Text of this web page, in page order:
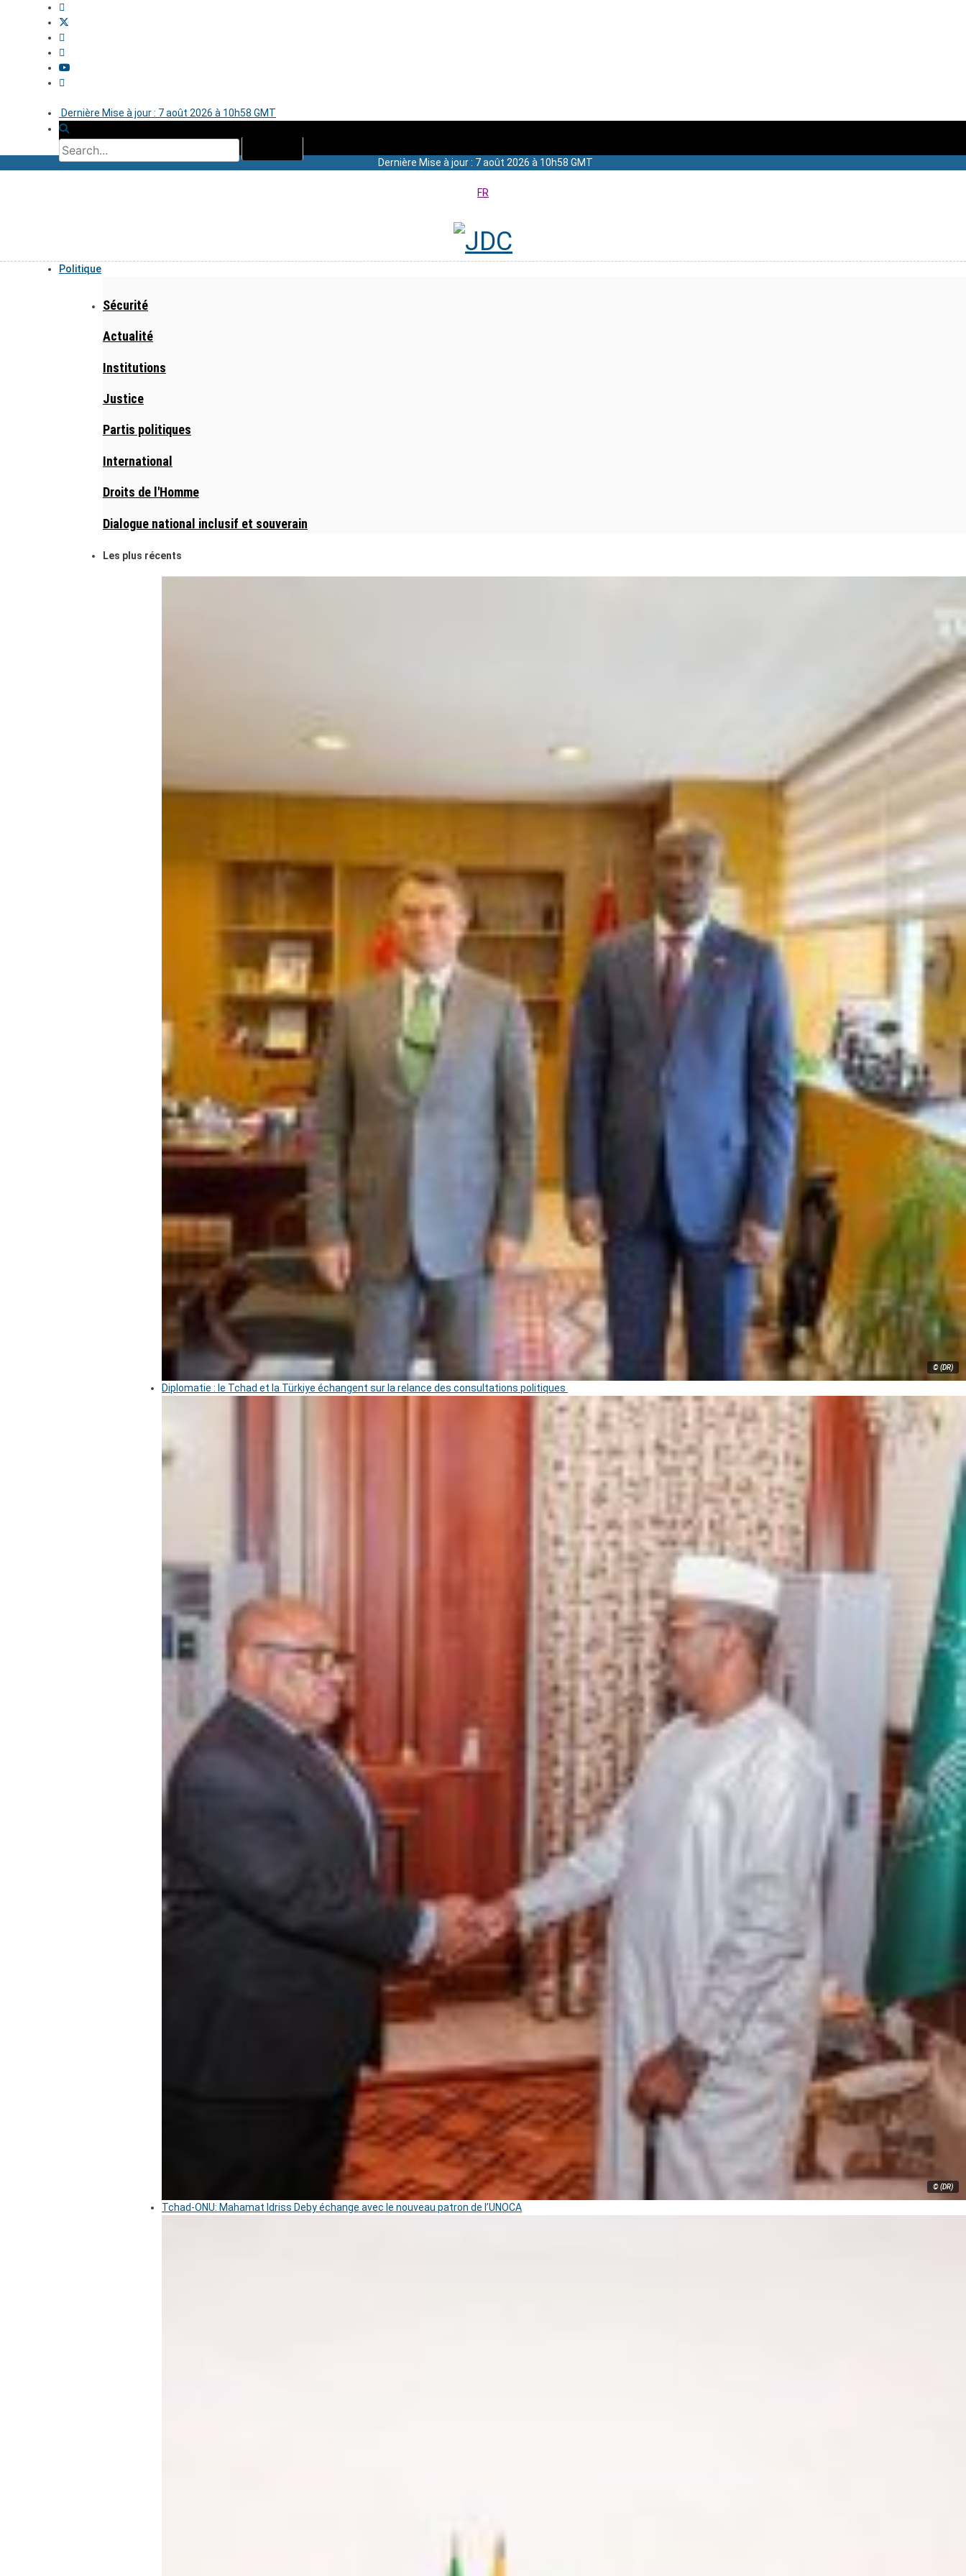
Dernière Mise à jour : 7 août 2026 à 10h58 GMT
Dernière Mise à jour : 7 août 2026 à 10h58 GMT
FR
Politique
Sécurité
Actualité
Institutions
Justice
Partis politiques
International
Droits de l'Homme
Dialogue national inclusif et souverain
Les plus récents
© (DR)
Diplomatie : le Tchad et la Türkiye échangent sur la relance des consultations politiques
© (DR)
Tchad-ONU: Mahamat Idriss Deby échange avec le nouveau patron de l’UNOCA